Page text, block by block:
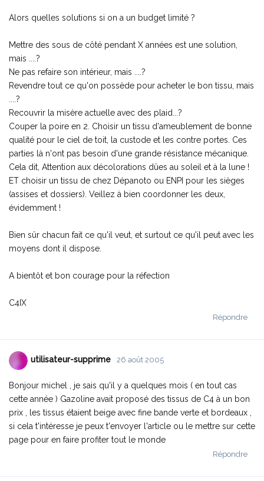
Alors quelles solutions si on a un budget limité ?
Mettre des sous de côté pendant X années est une solution,
mais ....?
Ne pas refaire son intérieur, mais ....?
Revendre tout ce qu'on possède pour acheter le bon tissu, mais
....?
Recouvrir la misère actuelle avec des plaid...?
Couper la poire en 2. Choisir un tissu d'ameublement de bonne
qualité pour le ciel de toit, la custode et les contre portes. Ces
parties là n'ont pas besoin d'une grande résistance mécanique.
Cela dit, Attention aux décolorations dûes au soleil et à la lune !
ET choisir un tissu de chez Dépanoto ou ENPI pour les sièges
(assises et dossiers). Veillez à bien coordonner les deux,
évidemment !
Bien sûr chacun fait ce qu'il veut, et surtout ce qu'il peut avec les
moyens dont il dispose.
A bientôt et bon courage pour la réfection
C4IX
Répondre
utilisateur-supprime 26 août 2005
Bonjour michel , je sais qu'il y a quelques mois ( en tout cas
cette année ) Gazoline avait proposé des tissus de C4 à un bon
prix , les tissus étaient beige avec fine bande verte et bordeaux ,
si cela t'intéresse je peux t'envoyer l'article ou le mettre sur cette
page pour en faire profiter tout le monde
Répondre